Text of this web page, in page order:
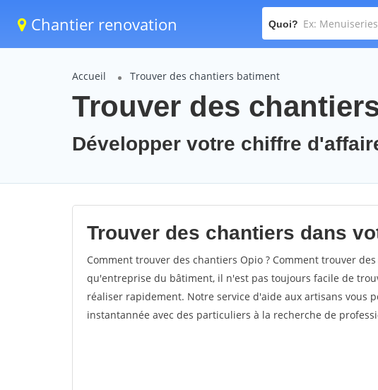
Chantier renovation Quoi?
Accueil Trouver des chantiers batiment
Trouver des
Développer votre chiffre
Trouver des chantiers dans
Comment trouver des chantiers Opio ? Comment trouver
qu'entreprise du bâtiment, il n'est pas toujours facile de
réaliser rapidement. Notre service d'aide aux artisans vous
instantannée avec des particuliers à la recherche de